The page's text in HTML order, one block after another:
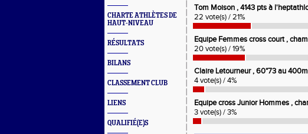
CHARTE ATHLÈTES DE
HAUT-NIVEAU
RÉSULTATS
BILANS
CLASSEMENT CLUB
LIENS
QUALIFIÉ(E)S
Tom Moison , 4143 pts à
22 vote(s) / 21%
Equipe Femmes cross court ,
20 vote(s) / 19%
Claire Letourneur , 60"73 au
4 vote(s) / 4%
Equipe cross Junior Hommes ,
3 vote(s) / 3%